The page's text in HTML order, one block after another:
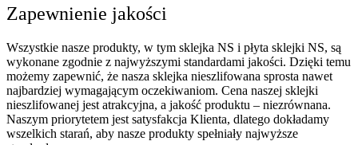
Zapewnienie jakości
Wszystkie nasze produkty, w tym sklejka NS i płyta sklejki NS, są
wykonane zgodnie z najwyższymi standardami jakości. Dzięki temu
możemy zapewnić, że nasza sklejka nieszlifowana sprosta nawet
najbardziej wymagającym oczekiwaniom. Cena naszej sklejki
nieszlifowanej jest atrakcyjna, a jakość produktu – niezrównana.
Naszym priorytetem jest satysfakcja Klienta, dlatego dokładamy
wszelkich starań, aby nasze produkty spełniały najwyższe